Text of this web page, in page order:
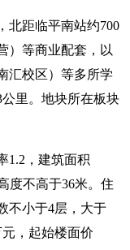
北距临平南站约700
）等商业配套，以
汇校区）等多所学
里。地块所在板块
1.2，建筑面积
度不高于36米。住
不小于4层，大于
元，起始楼面价